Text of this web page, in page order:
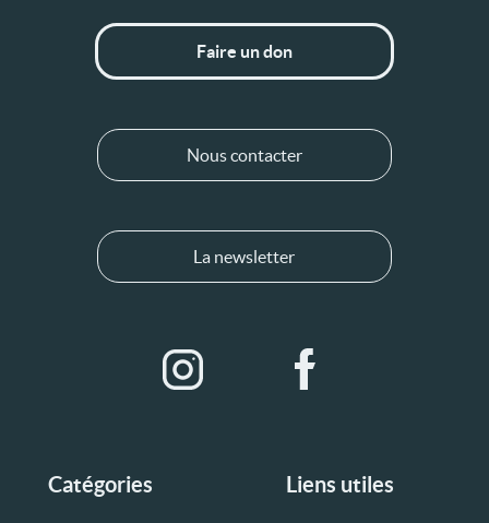
Catégories Liens utiles
Faire un don
Nous contacter
La newsletter